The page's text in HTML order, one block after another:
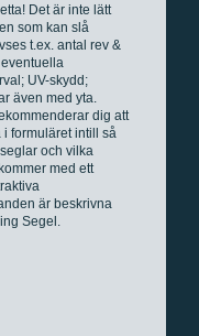
Det är inte lätt
som kan slå
t.ex. antal rev &
UV-skydd;
även med yta.
dig att
formuläret intill så
och vilka
med ett
är beskrivna
Segel.